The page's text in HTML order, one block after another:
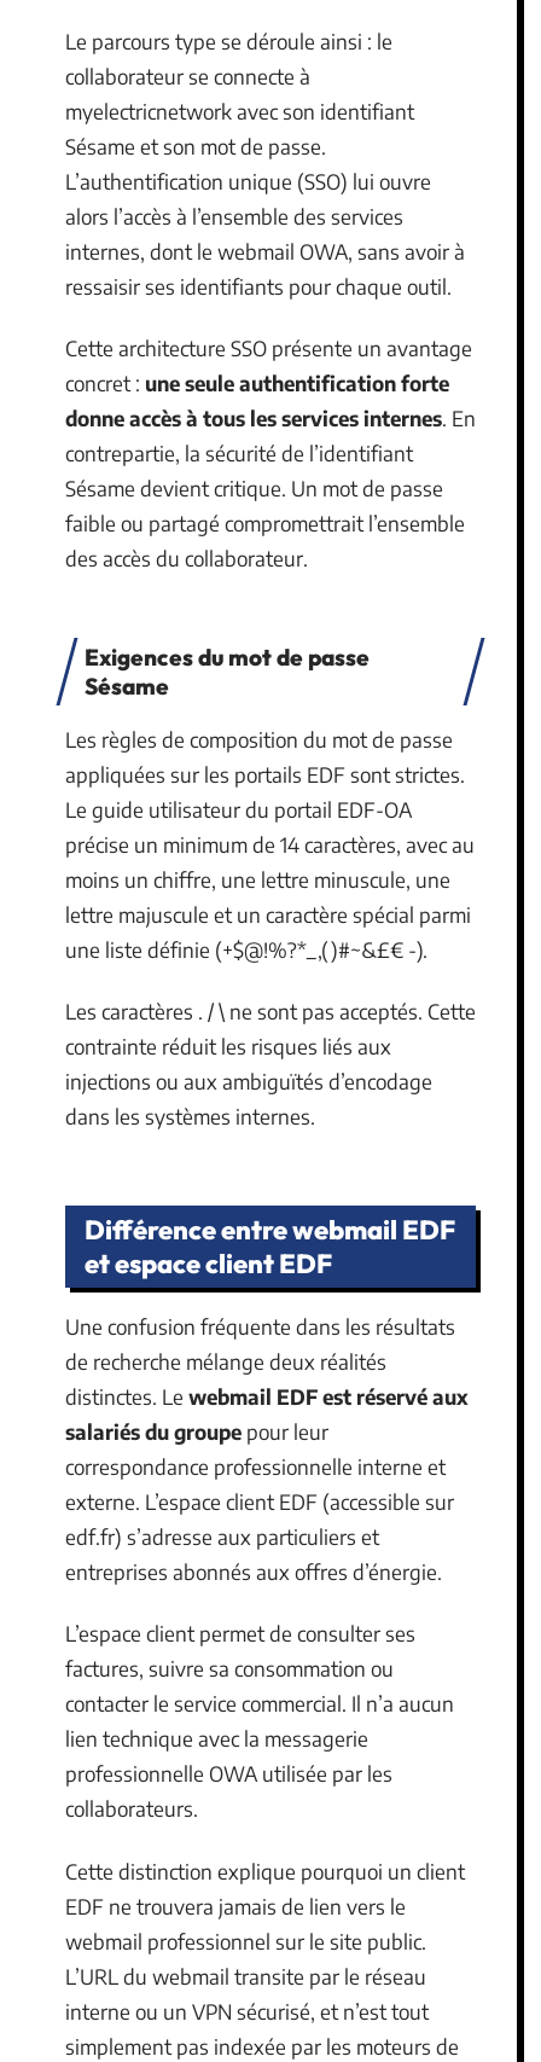
Le parcours type se déroule ainsi : le
collaborateur se connecte à
myelectricnetwork avec son identifiant
Sésame et son mot de passe.
L’authentification unique (SSO) lui ouvre
alors l’accès à l’ensemble des services
internes, dont le webmail OWA, sans avoir à
ressaisir ses identifiants pour chaque outil.
Cette architecture SSO présente un avantage
concret : une seule authentification forte
donne accès à tous les services internes. En
contrepartie, la sécurité de l’identifiant
Sésame devient critique. Un mot de passe
faible ou partagé compromettrait l’ensemble
des accès du collaborateur.
Exigences du mot de passe
Sésame
Les règles de composition du mot de passe
appliquées sur les portails EDF sont strictes.
Le guide utilisateur du portail EDF-OA
précise un minimum de 14 caractères, avec au
moins un chiffre, une lettre minuscule, une
lettre majuscule et un caractère spécial parmi
une liste définie (+$@!%?*_,()#~&£€ -).
Les caractères . / \ ne sont pas acceptés. Cette
contrainte réduit les risques liés aux
injections ou aux ambiguïtés d’encodage
dans les systèmes internes.
Différence entre webmail EDF
et espace client EDF
Une confusion fréquente dans les résultats
de recherche mélange deux réalités
distinctes. Le webmail EDF est réservé aux
salariés du groupe pour leur
correspondance professionnelle interne et
externe. L’espace client EDF (accessible sur
edf.fr) s’adresse aux particuliers et
entreprises abonnés aux offres d’énergie.
L’espace client permet de consulter ses
factures, suivre sa consommation ou
contacter le service commercial. Il n’a aucun
lien technique avec la messagerie
professionnelle OWA utilisée par les
collaborateurs.
Cette distinction explique pourquoi un client
EDF ne trouvera jamais de lien vers le
webmail professionnel sur le site public.
L’URL du webmail transite par le réseau
interne ou un VPN sécurisé, et n’est tout
simplement pas indexée par les moteurs de